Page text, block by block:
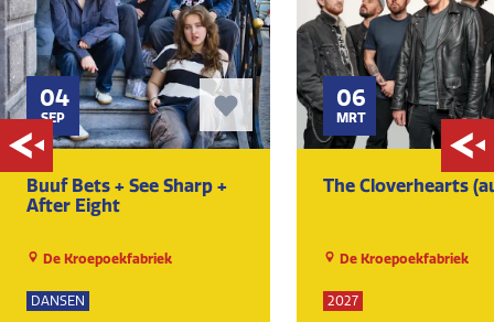
04
SEP
Buuf Bets + See Sharp +
After Eight
De Kroepoekfabriek
DANSEN
06
MRT
The Cloverhearts
De Kroepoekfabriek
2027